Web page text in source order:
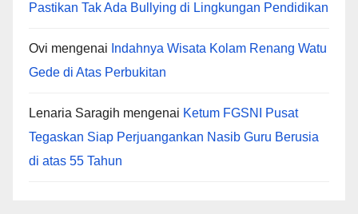
Pastikan Tak Ada Bullying di Lingkungan Pendidikan
Ovi mengenai Indahnya Wisata Kolam Renang Watu
Gede di Atas Perbukitan
Lenaria Saragih mengenai Ketum FGSNI Pusat
Tegaskan Siap Perjuangankan Nasib Guru Berusia
di atas 55 Tahun